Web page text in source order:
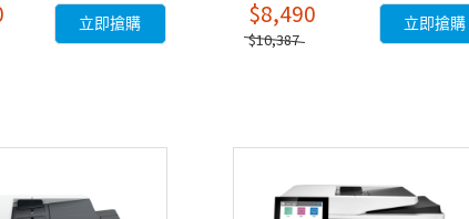
立即搶購 $8,490
$10,387
立即搶購